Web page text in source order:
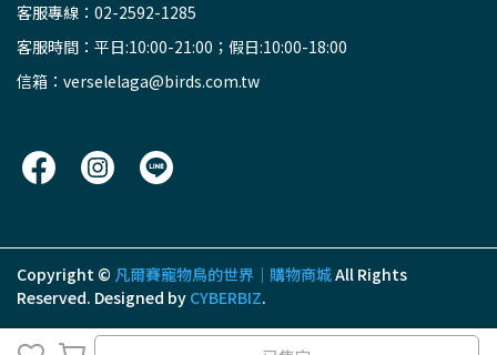
客服專線：02-2592-1285
客服時間：平日:10:00-21:00；假日:10:00-18:00
信箱：verselelaga@birds.com.tw
Copyright © 凡爾賽寵物鳥的世界｜購物商城All Rights
Reserved. Designed by CYBERBIZ.